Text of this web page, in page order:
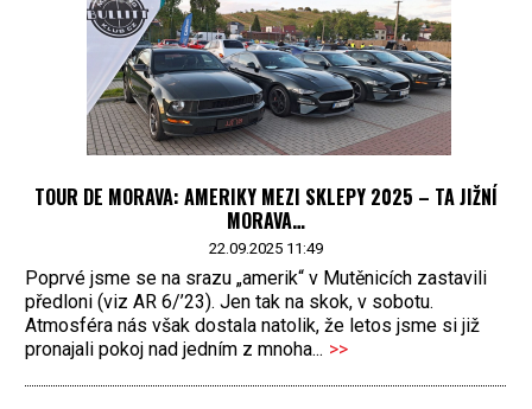
TOUR DE MORAVA: AMERIKY MEZI SKLEPY 2025 – TA JIŽNÍ
MORAVA…
22.09.2025 11:49
Poprvé jsme se na srazu „amerik“ v Mutěnicích zastavili
předloni (viz AR 6/’23). Jen tak na skok, v sobotu.
Atmosféra nás však dostala natolik, že letos jsme si již
pronajali pokoj nad jedním z mnoha... >>